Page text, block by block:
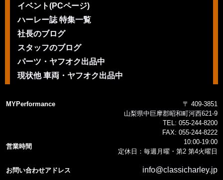
イベント(PCページ)
ハーレー誌 特集一覧
社長のブログ
スタッフのブログ
パーツ・ヤフオク出品中
現状他 車両・ヤフオク出品中
MYPerformance
〒 409-3851
山梨県中巨摩郡昭和町河西621-9
TEL: 055-244-8200
FAX: 055-244-8222
営業時間
10:00-19:00
定休日：毎週月曜・第2 第4火曜日
お問い合わせアドレス info@classicharley.jp